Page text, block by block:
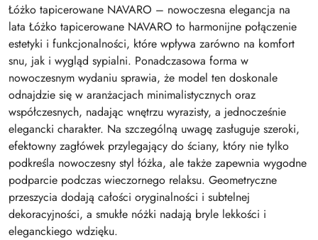
Łóżko tapicerowane NAVARO – nowoczesna elegancja na
lata Łóżko tapicerowane NAVARO to harmonijne połączenie
estetyki i funkcjonalności, które wpływa zarówno na komfort
snu, jak i wygląd sypialni. Ponadczasowa forma w
nowoczesnym wydaniu sprawia, że model ten doskonale
odnajdzie się w aranżacjach minimalistycznych oraz
współczesnych, nadając wnętrzu wyrazisty, a jednocześnie
elegancki charakter. Na szczególną uwagę zasługuje szeroki,
efektowny zagłówek przylegający do ściany, który nie tylko
podkreśla nowoczesny styl łóżka, ale także zapewnia wygodne
podparcie podczas wieczornego relaksu. Geometryczne
przeszycia dodają całości oryginalności i subtelnej
dekoracyjności, a smukłe nóżki nadają bryle lekkości i
eleganckiego wdzięku.